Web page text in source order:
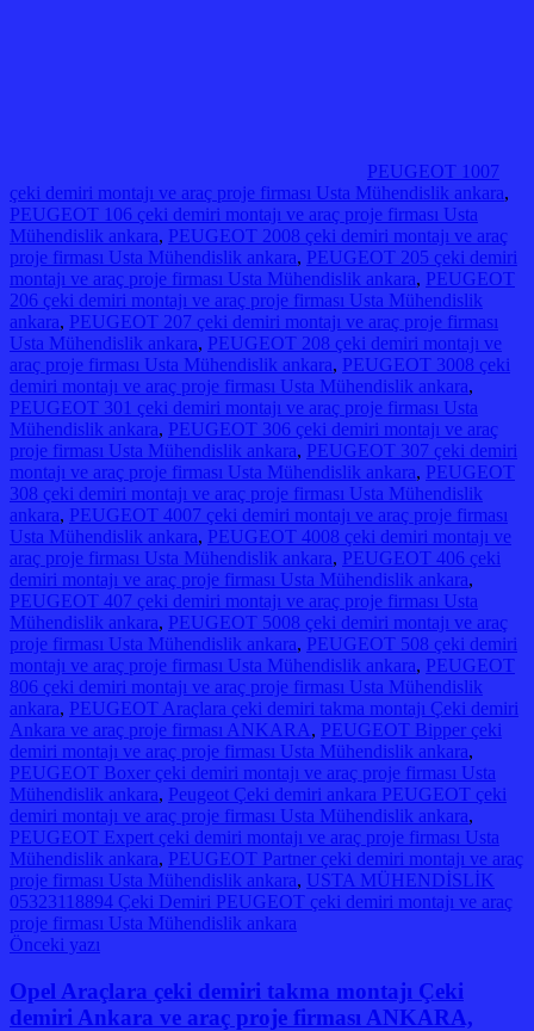
PEUGEOT 1007
çeki demiri montajı ve araç proje firması Usta Mühendislik ankara,
PEUGEOT 106 çeki demiri montajı ve araç proje firması Usta
Mühendislik ankara, PEUGEOT 2008 çeki demiri montajı ve araç
proje firması Usta Mühendislik ankara, PEUGEOT 205 çeki demiri
montajı ve araç proje firması Usta Mühendislik ankara, PEUGEOT
206 çeki demiri montajı ve araç proje firması Usta Mühendislik
ankara, PEUGEOT 207 çeki demiri montajı ve araç proje firması
Usta Mühendislik ankara, PEUGEOT 208 çeki demiri montajı ve
araç proje firması Usta Mühendislik ankara, PEUGEOT 3008 çeki
demiri montajı ve araç proje firması Usta Mühendislik ankara,
PEUGEOT 301 çeki demiri montajı ve araç proje firması Usta
Mühendislik ankara, PEUGEOT 306 çeki demiri montajı ve araç
proje firması Usta Mühendislik ankara, PEUGEOT 307 çeki demiri
montajı ve araç proje firması Usta Mühendislik ankara, PEUGEOT
308 çeki demiri montajı ve araç proje firması Usta Mühendislik
ankara, PEUGEOT 4007 çeki demiri montajı ve araç proje firması
Usta Mühendislik ankara, PEUGEOT 4008 çeki demiri montajı ve
araç proje firması Usta Mühendislik ankara, PEUGEOT 406 çeki
demiri montajı ve araç proje firması Usta Mühendislik ankara,
PEUGEOT 407 çeki demiri montajı ve araç proje firması Usta
Mühendislik ankara, PEUGEOT 5008 çeki demiri montajı ve araç
proje firması Usta Mühendislik ankara, PEUGEOT 508 çeki demiri
montajı ve araç proje firması Usta Mühendislik ankara, PEUGEOT
806 çeki demiri montajı ve araç proje firması Usta Mühendislik
ankara, PEUGEOT Araçlara çeki demiri takma montajı Çeki demiri
Ankara ve araç proje firması ANKARA, PEUGEOT Bipper çeki
demiri montajı ve araç proje firması Usta Mühendislik ankara,
PEUGEOT Boxer çeki demiri montajı ve araç proje firması Usta
Mühendislik ankara, Peugeot Çeki demiri ankara PEUGEOT çeki
demiri montajı ve araç proje firması Usta Mühendislik ankara,
PEUGEOT Expert çeki demiri montajı ve araç proje firması Usta
Mühendislik ankara, PEUGEOT Partner çeki demiri montajı ve araç
proje firması Usta Mühendislik ankara, USTA MÜHENDİSLİK
05323118894 Çeki Demiri PEUGEOT çeki demiri montajı ve araç
proje firması Usta Mühendislik ankara
Yazı
gezinmesi
Önceki yazı
Opel Araçlara çeki demiri takma montajı Çeki
demiri Ankara ve araç proje firması ANKARA,